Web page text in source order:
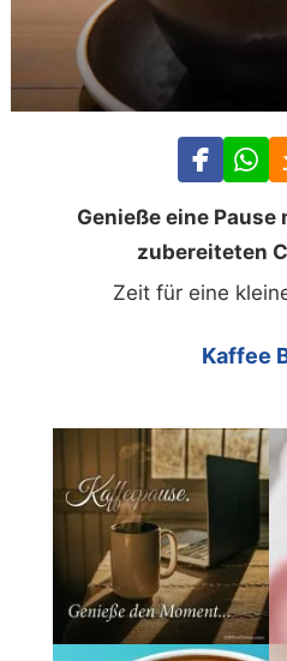
Genieße eine
zubereiteten
Zeit für eine
Kaffee